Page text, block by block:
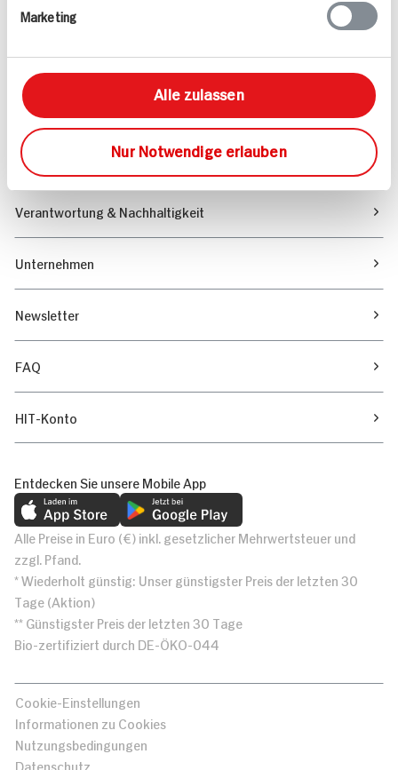
Marketing
Alle zulassen
Nur Notwendige erlauben
Sortiment
Marktfinder
Unser Magazin
Verantwortung & Nachhaltigkeit
Unternehmen
Newsletter
FAQ
HIT-Konto
Entdecken Sie unsere Mobile App
Alle Preise in Euro (€) inkl. gesetzlicher Mehrwertsteuer und
zzgl. Pfand.
* Wiederholt günstig: Unser günstigster Preis der letzten 30
Tage (Aktion)
** Günstigster Preis der letzten 30 Tage
Bio-zertifiziert durch DE-ÖKO-044
Cookie-Einstellungen
Informationen zu Cookies
Nutzungsbedingungen
Datenschutz